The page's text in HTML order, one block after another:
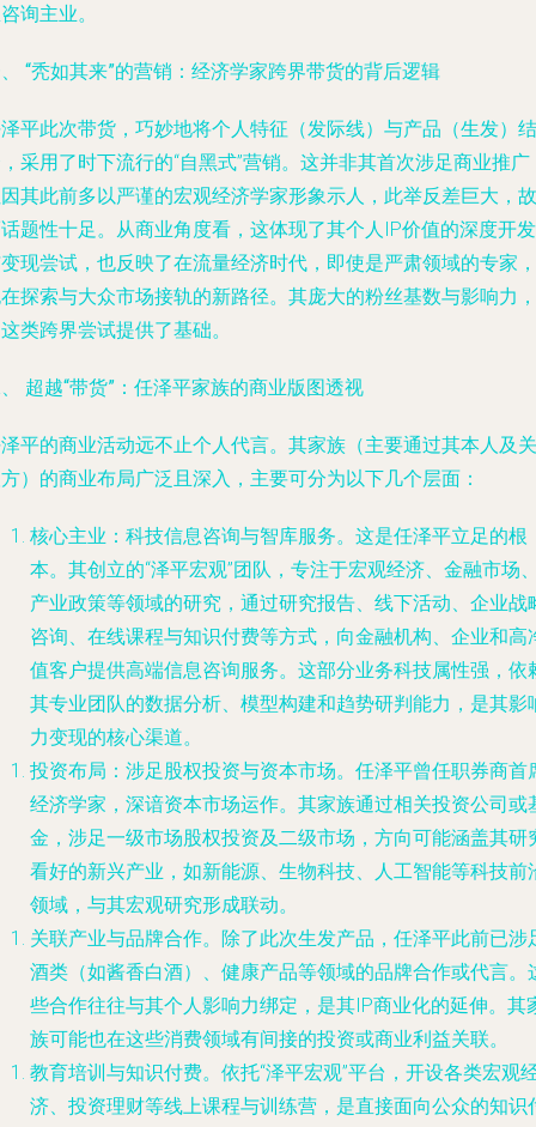
询主业。
“秃如其来”的营销：经济学家跨界带货的背后逻辑
平此次带货，巧妙地将个人特征（发际线）与产品（生发）结
采用了时下流行的“自黑式”营销。这并非其首次涉足商业推广
其此前多以严谨的宏观经济学家形象示人，此举反差巨大，故
题性十足。从商业角度看，这体现了其个人IP价值的深度开发
现尝试，也反映了在流量经济时代，即使是严肃领域的专家，
探索与大众市场接轨的新路径。其庞大的粉丝基数与影响力，
类跨界尝试提供了基础。
超越“带货”：任泽平家族的商业版图透视
平的商业活动远不止个人代言。其家族（主要通过其本人及关
）的商业布局广泛且深入，主要可分为以下几个层面：
核心主业：科技信息咨询与智库服务。这是任泽平立足的根
本。其创立的“泽平宏观”团队，专注于宏观经济、金融市场
产业政策等领域的研究，通过研究报告、线下活动、企业战
咨询、在线课程与知识付费等方式，向金融机构、企业和高
值客户提供高端信息咨询服务。这部分业务科技属性强，依
其专业团队的数据分析、模型构建和趋势研判能力，是其影
力变现的核心渠道。
投资布局：涉足股权投资与资本市场。任泽平曾任职券商首
经济学家，深谙资本市场运作。其家族通过相关投资公司或
金，涉足一级市场股权投资及二级市场，方向可能涵盖其研
看好的新兴产业，如新能源、生物科技、人工智能等科技前
领域，与其宏观研究形成联动。
关联产业与品牌合作。除了此次生发产品，任泽平此前已涉
酒类（如酱香白酒）、健康产品等领域的品牌合作或代言。
些合作往往与其个人影响力绑定，是其IP商业化的延伸。其
族可能也在这些消费领域有间接的投资或商业利益关联。
教育培训与知识付费。依托“泽平宏观”平台，开设各类宏观
济、投资理财等线上课程与训练营，是直接面向公众的知识